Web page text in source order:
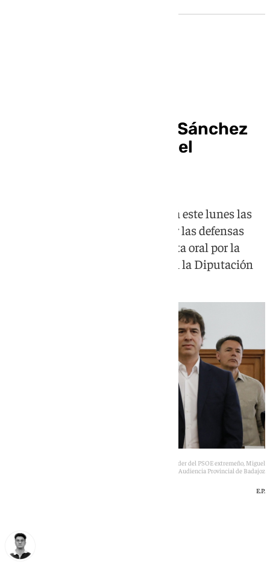
El hermano de Pedro Sánchez
se vuelve a sentar en el
La Audiencia de Badajoz resolverá este lunes las
cuestiones previas planteadas por las defensas
antes de decidir si continúa la vista oral por la
contratación de David Sánchez en la Diputación
El hermano del presidente del gobierno David Sánchez y el exlíder del PSOE extremeño, Miguel
Ángel Garrido, en el juicio el pasado jueves en la Audiencia Provincial de Badajoz
E.P.